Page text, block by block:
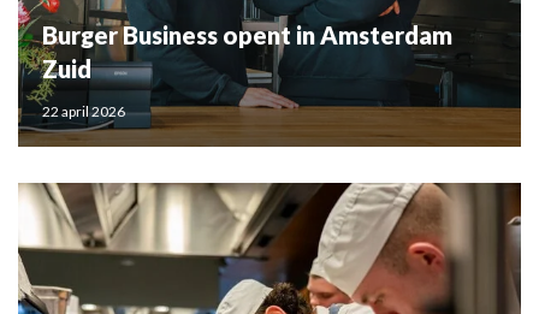
Burger Business opent in Amsterdam
Zuid
22 april 2026